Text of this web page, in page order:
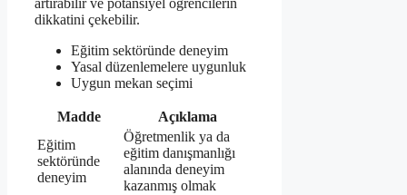
dikkatini çekebilir.
Eğitim sektöründe deneyim
Yasal düzenlemelere uygunluk
Uygun mekan seçimi
Madde
Açıklama
Eğitim
sektöründe
deneyim
Öğretmenlik ya da
eğitim danışmanlığı
alanında deneyim
kazanmış olmak